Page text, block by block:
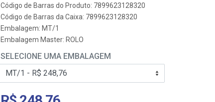
Código de Barras do Produto: 7899623128320
Código de Barras da Caixa: 7899623128320
Embalagem: MT/1
Embalagem Master: ROLO
SELECIONE UMA EMBALAGEM